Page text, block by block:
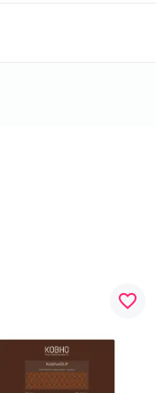
favorite_border